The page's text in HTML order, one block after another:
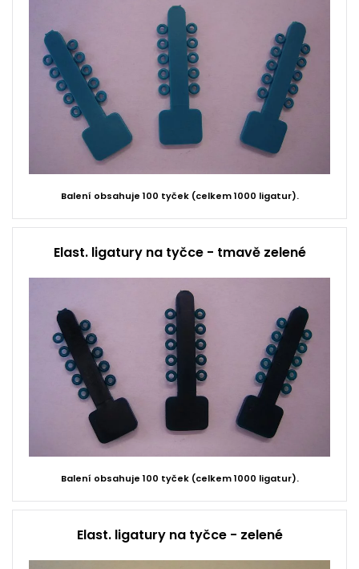
Balení obsahuje 100 tyček (celkem 1000 ligatur).
Elast. ligatury na tyčce - tmavě zelené
Balení obsahuje 100 tyček (celkem 1000 ligatur).
Elast. ligatury na tyčce - zelené